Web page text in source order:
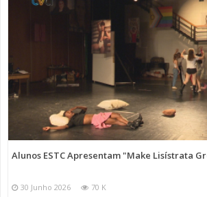
Alunos ESTC Apresentam "Make Lisístrata
30 Junho 2026 70 K